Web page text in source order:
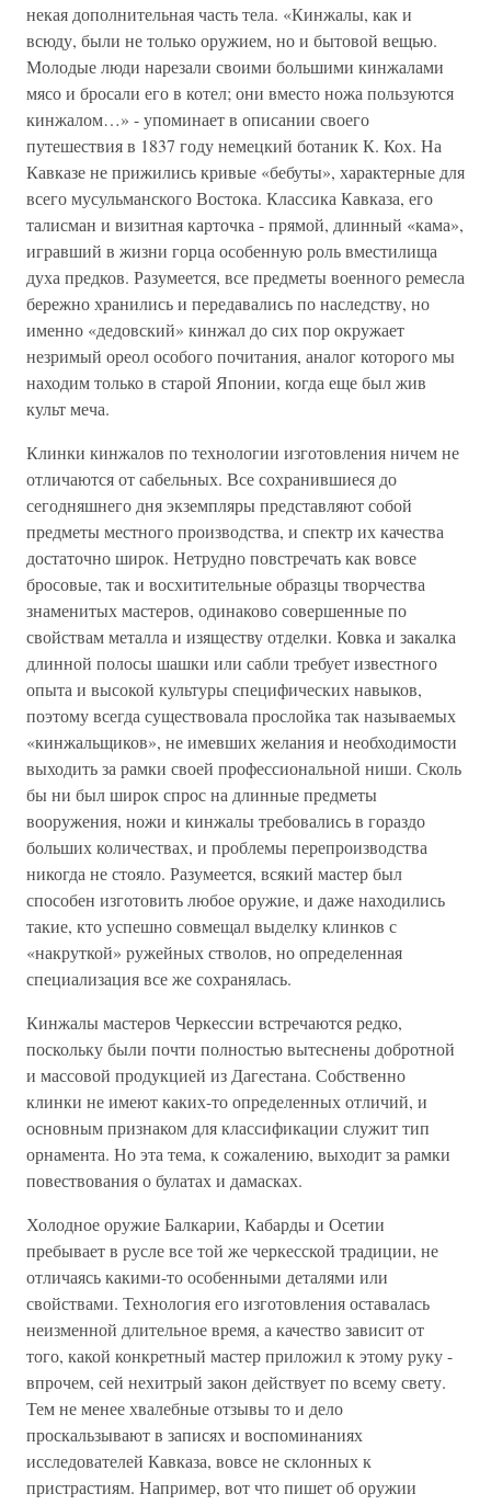
некая дополнительная часть тела. «Кинжалы, как и
всюду, были не только оружием, но и бытовой вещью.
Молодые люди нарезали своими большими кинжалами
мясо и бросали его в котел; они вместо ножа пользуются
кинжалом…» - упоминает в описании своего
путешествия в 1837 году немецкий ботаник К. Кох. На
Кавказе не прижились кривые «бебуты», характерные для
всего мусульманского Востока. Классика Кавказа, его
талисман и визитная карточка - прямой, длинный «кама»,
игравший в жизни горца особенную роль вместилища
духа предков. Разумеется, все предметы военного ремесла
бережно хранились и передавались по наследству, но
именно «дедовский» кинжал до сих пор окружает
незримый ореол особого почитания, аналог которого мы
находим только в старой Японии, когда еще был жив
культ меча.
Клинки кинжалов по технологии изготовления ничем не
отличаются от сабельных. Все сохранившиеся до
сегодняшнего дня экземпляры представляют собой
предметы местного производства, и спектр их качества
достаточно широк. Нетрудно повстречать как вовсе
бросовые, так и восхитительные образцы творчества
знаменитых мастеров, одинаково совершенные по
свойствам металла и изяществу отделки. Ковка и закалка
длинной полосы шашки или сабли требует известного
опыта и высокой культуры специфических навыков,
поэтому всегда существовала прослойка так называемых
«кинжальщиков», не имевших желания и необходимости
выходить за рамки своей профессиональной ниши. Сколь
бы ни был широк спрос на длинные предметы
вооружения, ножи и кинжалы требовались в гораздо
больших количествах, и проблемы перепроизводства
никогда не стояло. Разумеется, всякий мастер был
способен изготовить любое оружие, и даже находились
такие, кто успешно совмещал выделку клинков с
«накруткой» ружейных стволов, но определенная
специализация все же сохранялась.
Кинжалы мастеров Черкессии встречаются редко,
поскольку были почти полностью вытеснены добротной
и массовой продукцией из Дагестана. Собственно
клинки не имеют каких-то определенных отличий, и
основным признаком для классификации служит тип
орнамента. Но эта тема, к сожалению, выходит за рамки
повествования о булатах и дамасках.
Холодное оружие Балкарии, Кабарды и Осетии
пребывает в русле все той же черкесской традиции, не
отличаясь какими-то особенными деталями или
свойствами. Технология его изготовления оставалась
неизменной длительное время, а качество зависит от
того, какой конкретный мастер приложил к этому руку -
впрочем, сей нехитрый закон действует по всему свету.
Тем не менее хвалебные отзывы то и дело
проскальзывают в записях и воспоминаниях
исследователей Кавказа, вовсе не склонных к
пристрастиям. Например, вот что пишет об оружии